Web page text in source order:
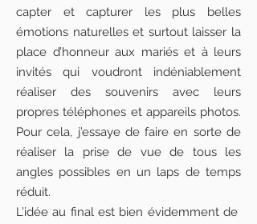
capter et capturer les plus belles
émotions naturelles et surtout laisser la
place d’honneur aux mariés et à leurs
invités qui voudront indéniablement
réaliser des souvenirs avec leurs
propres téléphones et appareils photos.
Pour cela, j’essaye de faire en sorte de
réaliser la prise de vue de tous les
angles possibles en un laps de temps
réduit.
L’idée au final est bien évidemment de